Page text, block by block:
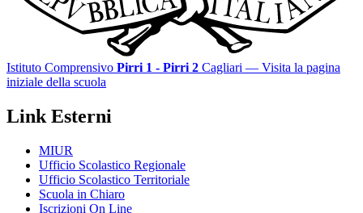
Istituto Comprensivo Pirri 1 - Pirri 2 Cagliari — Visita la pagina
iniziale della scuola
Link Esterni
MIUR
Ufficio Scolastico Regionale
Ufficio Scolastico Territoriale
Scuola in Chiaro
Iscrizioni On Line